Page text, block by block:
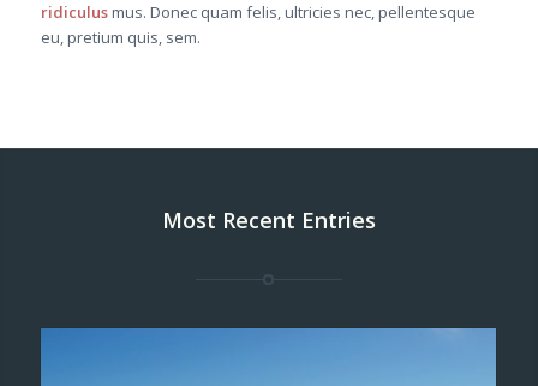
ridiculusmus. Donec quam felis, ultricies nec, pellentesque
eu, pretium quis, sem.
Most Recent Entries